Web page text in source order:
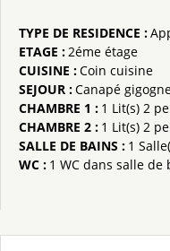
TYPE DE RESIDENCE :
ETAGE :2éme étage
CUISINE :Coin cuisine
SEJOUR :Canapé
CHAMBRE 1 : 1 Lit(s) 2
CHAMBRE 2 : 1 Lit(s) 2
SALLE DE BAINS : 1
WC : 1 WC dans salle de